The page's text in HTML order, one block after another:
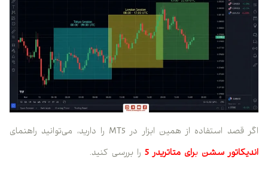
اگر قصد استفاده از همین ابزار در MT5 را دارید، می‌توانید راهنمای
اندیکاتور سشن برای متاتریدر 5 را بررسی کنید.